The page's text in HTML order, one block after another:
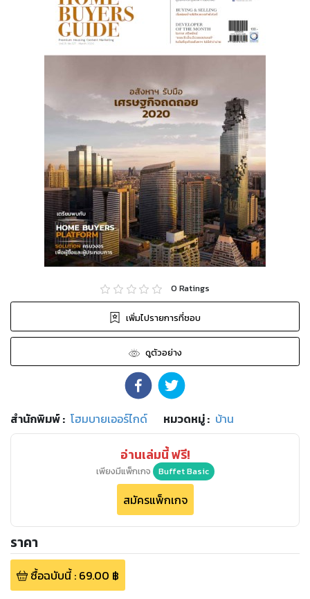
0 Ratings
เพิ่มไปรายการที่ชอบ
ดูตัวอย่าง
สำนักพิมพ์: โฮมบายเออร์ไกด์ หมวดหมู่: บ้าน
อ่านเล่มนี้ ฟรี!
เพียงมีแพ็กเกจ Buffet Basic
สมัครแพ็กเกจ
ราคา
ซื้อฉบับนี้: 69.00 ฿